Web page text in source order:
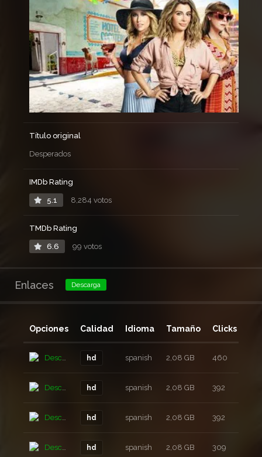
Título original
Desperados
IMDb Rating
5.1 8,284 votos
TMDb Rating
6.6 99 votos
Enlaces Descarga
Opciones Calidad Idioma Tamaño Clicks
Descarga hd spanish 2,08 GB 460
Descarga hd spanish 2,08 GB 392
Descarga hd spanish 2,08 GB 392
Descarga hd spanish 2,08 GB 309